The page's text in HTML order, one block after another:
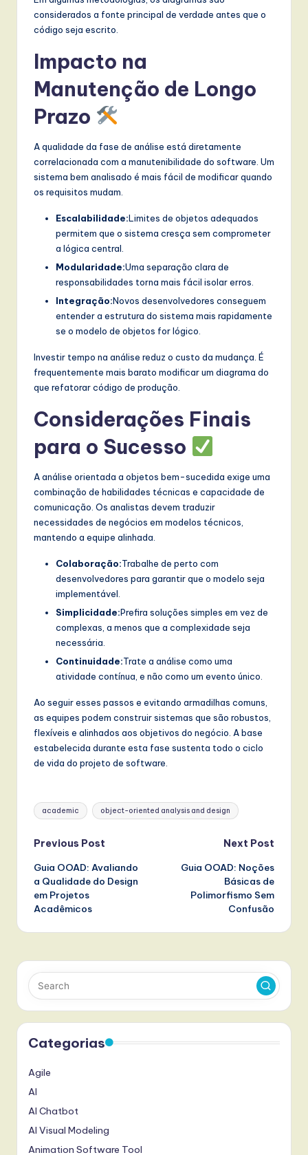
considerados a fonte principal de verdade antes que o
código seja escrito.
Impacto na
Manutenção de Longo
Prazo
A qualidade da fase de análise está diretamente
correlacionada com a manutenibilidade do software. Um
sistema bem analisado é mais fácil de modificar quando
os requisitos mudam.
Escalabilidade:Limites de objetos adequados
permitem que o sistema cresça sem comprometer
a lógica central.
Modularidade:Uma separação clara de
responsabilidades torna mais fácil isolar erros.
Integração:Novos desenvolvedores conseguem
entender a estrutura do sistema mais rapidamente
se o modelo de objetos for lógico.
Investir tempo na análise reduz o custo da mudança. É
frequentemente mais barato modificar um diagrama do
que refatorar código de produção.
Considerações Finais
para o Sucesso
A análise orientada a objetos bem-sucedida exige uma
combinação de habilidades técnicas e capacidade de
comunicação. Os analistas devem traduzir
necessidades de negócios em modelos técnicos,
mantendo a equipe alinhada.
Colaboração:Trabalhe de perto com
desenvolvedores para garantir que o modelo seja
implementável.
Simplicidade:Prefira soluções simples em vez de
complexas, a menos que a complexidade seja
necessária.
Continuidade:Trate a análise como uma
atividade contínua, e não como um evento único.
Ao seguir esses passos e evitando armadilhas comuns,
as equipes podem construir sistemas que são robustos,
flexíveis e alinhados aos objetivos do negócio. A base
estabelecida durante esta fase sustenta todo o ciclo
de vida do projeto de software.
Tags:
academic object-oriented analysis and design
Post
navigation
Previous Post
Guia OOAD: Avaliando
a Qualidade do Design
em Projetos
Acadêmicos
Next Post
Guia OOAD: Noções
Básicas de
Polimorfismo Sem
Confusão
Categorias
Agile
AI
AI Chatbot
AI Visual Modeling
Animation Software Tool